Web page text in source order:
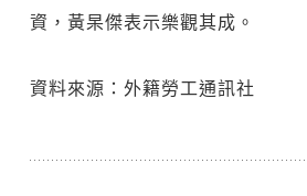
資，黃杲傑表示樂觀其成。
資料來源：外籍勞工通訊社